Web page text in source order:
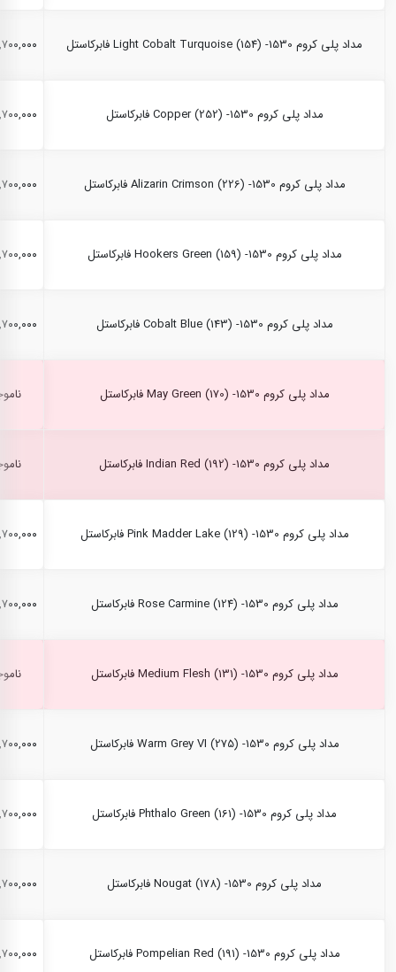
مداد پلی کروم Light Cobalt Turquoise (154) -1530 فابرکاستل ۲,۷۰۰,۰۰۰
مداد پلی کروم Copper (252) -1530 فابرکاستل ۲,۷۰۰,۰۰۰
مداد پلی کروم Alizarin Crimson (226) -1530 فابرکاستل ۲,۷۰۰,۰۰۰
مداد پلی کروم Hookers Green (159) -1530 فابرکاستل ۲,۷۰۰,۰۰۰
مداد پلی کروم Cobalt Blue (143) -1530 فابرکاستل ۲,۷۰۰,۰۰۰
مداد پلی کروم May Green (170) -1530 فابرکاستل
مداد پلی کروم Indian Red (192) -1530 فابرکاستل
مداد پلی کروم Pink Madder Lake (129) -1530 فابرکاستل ۲,۷۰۰,۰۰۰
مداد پلی کروم Rose Carmine (124) -1530 فابرکاستل ۲,۷۰۰,۰۰۰
مداد پلی کروم Medium Flesh (131) -1530 فابرکاستل
مداد پلی کروم Warm Grey VI (275) -1530 فابرکاستل ۲,۷۰۰,۰۰۰
مداد پلی کروم Phthalo Green (161) -1530 فابرکاستل ۲,۷۰۰,۰۰۰
مداد پلی کروم Nougat (178) -1530 فابرکاستل ۲,۷۰۰,۰۰۰
مداد پلی کروم Pompelian Red (191) -1530 فابرکاستل ۲,۷۰۰,۰۰۰